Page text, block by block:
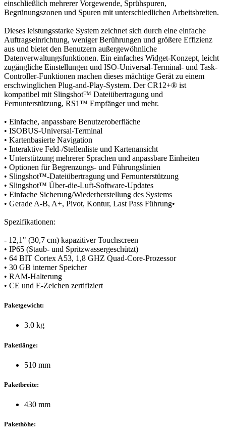
einschließlich mehrerer Vorgewende, Sprühspuren,
Begrünungszonen und Spuren mit unterschiedlichen Arbeitsbreiten.
Dieses leistungsstarke System zeichnet sich durch eine einfache
Auftragseinrichtung, weniger Berührungen und größere Effizienz
aus und bietet den Benutzern außergewöhnliche
Datenverwaltungsfunktionen. Ein einfaches Widget-Konzept, leicht
zugängliche Einstellungen und ISO-Universal-Terminal- und Task-
Controller-Funktionen machen dieses mächtige Gerät zu einem
erschwinglichen Plug-and-Play-System. Der CR12+® ist
kompatibel mit Slingshot™ Dateiübertragung und
Fernunterstützung, RS1™ Empfänger und mehr.
• Einfache, anpassbare Benutzeroberfläche
• ISOBUS-Universal-Terminal
• Kartenbasierte Navigation
• Interaktive Feld-/Stellenliste und Kartenansicht
• Unterstützung mehrerer Sprachen und anpassbare Einheiten
• Optionen für Begrenzungs- und Führungslinien
• Slingshot™-Dateiübertragung und Fernunterstützung
• Slingshot™ Über-die-Luft-Software-Updates
• Einfache Sicherung/Wiederherstellung des Systems
• Gerade A-B, A+, Pivot, Kontur, Last Pass Führung•
Spezifikationen:
- 12,1" (30,7 cm) kapazitiver Touchscreen
• IP65 (Staub- und Spritzwassergeschützt)
• 64 BIT Cortex A53, 1,8 GHZ Quad-Core-Prozessor
• 30 GB interner Speicher
• RAM-Halterung
• CE und E-Zeichen zertifiziert
Paketgewicht:
3.0 kg
Paketlänge:
510 mm
Paketbreite:
430 mm
Pakethöhe: